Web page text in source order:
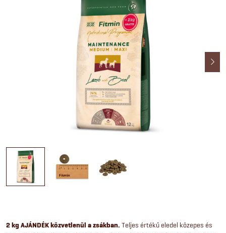
2 kg AJÁNDÉK közvetlenül a zsákban. Teljes értékű eledel közepes és